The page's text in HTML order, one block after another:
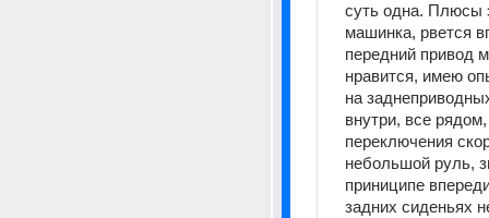
суть одна. Плюсы
машинка, рвется
передний привод
нравится, имею
на
внутри, все
переключения
небольшой руль,
приниципе
задних сиденьях